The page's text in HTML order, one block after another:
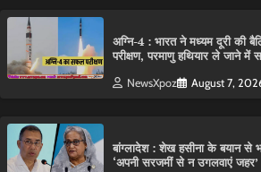
अग्नि-4 : भारत ने मध्यम दूरी की
परीक्षण, परमाणु हथियार ले जाने में
NewsXpoz August 7,
बांग्लादेश : शेख हसीना के बयान से
‘अपनी सरजमीं से न उगलवाएं जहर’